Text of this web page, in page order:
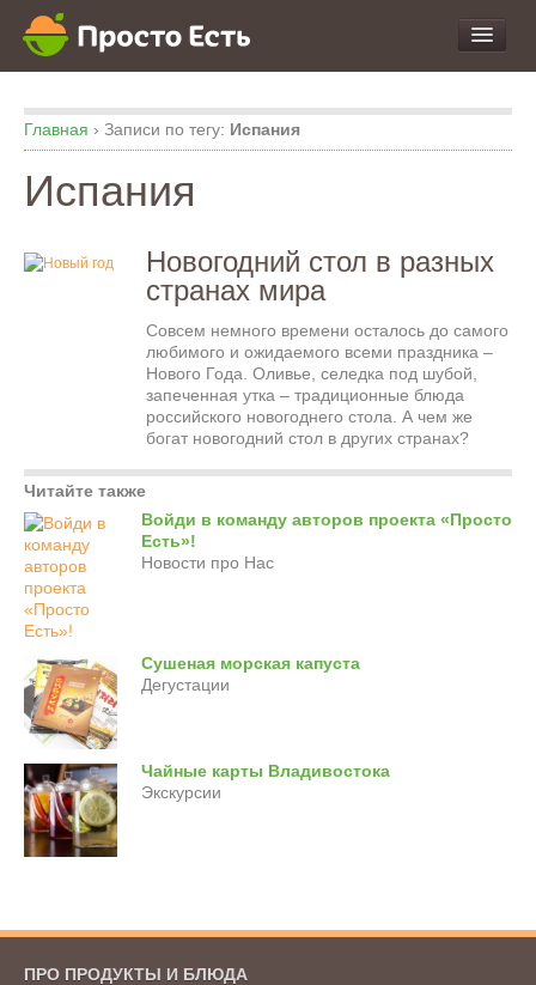
про Еду
про Экспертизу
Главная › Записи по тегу: Испания
Испания
Новогодний стол в разных
странах мира
Совсем немного времени осталось до самого
любимого и ожидаемого всеми праздника –
Нового Года. Оливье, селедка под шубой,
запеченная утка – традиционные блюда
российского новогоднего стола. А чем же
богат новогодний стол в других странах?
Читайте также
Войди в команду авторов проекта «Просто
Есть»!
Новости про Нас
Сушеная морская капуста
Дегустации
Чайные карты Владивостока
Экскурсии
ПРО ПРОДУКТЫ И БЛЮДА